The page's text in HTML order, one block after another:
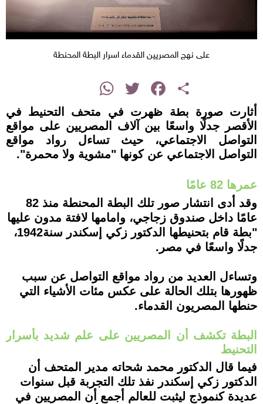
على نهج المصريين القدماء اسرار البطة المحنطة
Share
Facebook
Twitter
WhatsApp
أثارت صورة بطة ظهرت في متحف التحنيط في
الأقصر جدلًا واسعًا بين آلاف المصريين على مواقع
التواصل الاجتماعي، حيث تساءل رواد مواقع
التواصل الاجتماعي عن كونها "مشوية ولا محمرة".
عمرها 82 عامًا
وقد أدى انتشار صور تلك البطة المحنطة منذ 82
عامًا داخل صندوق زجاجي، وامامها لافتة مدون عليها
"بطة قام بتحنيطها الدكتور زكي إسكندر سنة1942،
جدلًا واسعًا في مصر.
وتساءل العديد من رواد مواقع التواصل عن سبب
ظهورها بتلك الحالة على عكس مئات الأشياء التي
حنطها المصريون القدماء.
البطة تكشف أن المصريين على علم شديد بأسرار
التحنيط
فيما قال الدكتور محمد شحاته مدير المتحف أن
الدكتور زكي إسكندر نفذ تلك التجربة قبل سنوات
عديدة كنموذج ليثبت للعالم أجمع أن المصريين في